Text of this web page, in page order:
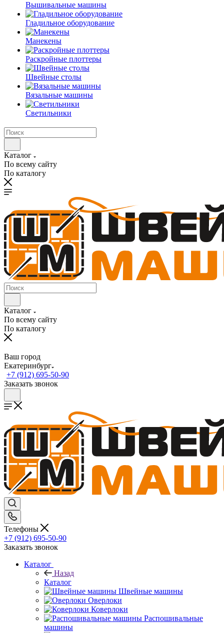
Вышивальные машины
Гладильное оборудование
Манекены
Раскройные плоттеры
Швейные столы
Вязальные машины
Светильники
Каталог
По всему сайту
По каталогу
Каталог
По всему сайту
По каталогу
Ваш город
Екатеринбург
+7 (912) 695-50-90
Заказать звонок
Телефоны
+7 (912) 695-50-90
Заказать звонок
Каталог
Назад
Каталог
Швейные машины
Оверлоки
Коверлоки
Распошивальные
машины